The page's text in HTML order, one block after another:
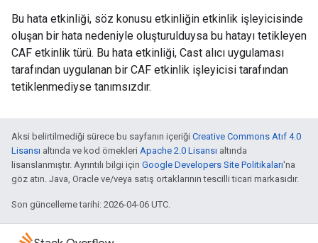
Bu hata etkinliği, söz konusu etkinliğin etkinlik işleyicisinde
oluşan bir hata nedeniyle oluşturulduysa bu hatayı tetikleyen
CAF etkinlik türü. Bu hata etkinliği, Cast alıcı uygulaması
tarafından uygulanan bir CAF etkinlik işleyicisi tarafından
tetiklenmediyse tanımsızdır.
Aksi belirtilmediği sürece bu sayfanın içeriği Creative Commons Atıf 4.0
Lisansı altında ve kod örnekleri Apache 2.0 Lisansı altında
lisanslanmıştır. Ayrıntılı bilgi için Google Developers Site Politikaları'na
göz atın. Java, Oracle ve/veya satış ortaklarının tescilli ticari markasıdır.
Son güncelleme tarihi: 2026-04-06 UTC.